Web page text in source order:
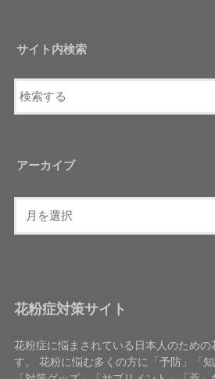
サイト内検索
アーカイブ
花粉症対策サイト
花粉症に悩まされている日本人のため
す。 花粉に悩む多くの方に「予防」「知